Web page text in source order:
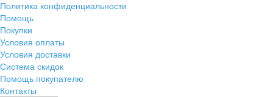
Политика конфиденциальности
Помощь
Покупки
Условия оплаты
Условия доставки
Система скидок
Помощь покупателю
Контакты